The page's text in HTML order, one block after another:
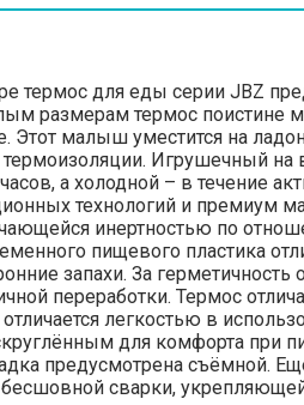
термос для еды серии JBZ
размерам термос поистине
малыш уместится на
Игрушечный
а холодной – в течение
технологий и премиум
инертностью по
пищевого пластика
запахи. За герметичность
переработки. Термос
легкостью в
для комфорта при
предусмотрена съёмной.
бесшовной сварки,